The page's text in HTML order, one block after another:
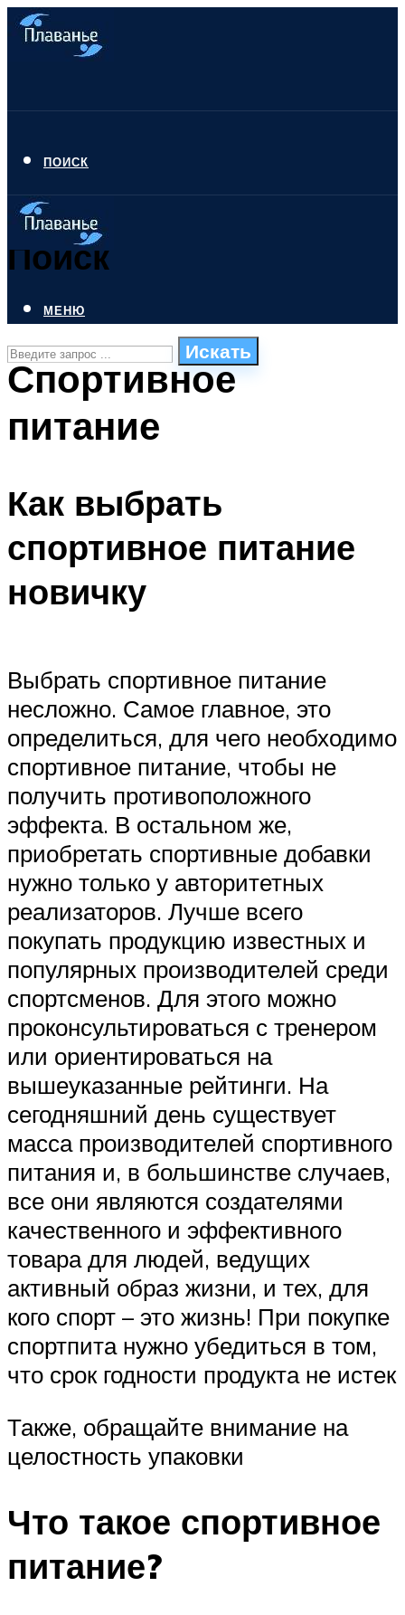
ПОИСК
Поиск
Искать
СТИЛИ ПЛАВАНЬЯ
ПЛАВАНЬЕ ДЛЯ ДЕТЕЙ
ОЧИСТКА БАССЕЙНОВ
МЕНЮ
МЕНЮ
Спортивное
питание
Как выбрать
спортивное питание
новичку
Выбрать спортивное питание
несложно. Самое главное, это
определиться, для чего необходимо
спортивное питание, чтобы не
получить противоположного
эффекта. В остальном же,
приобретать спортивные добавки
нужно только у авторитетных
реализаторов. Лучше всего
покупать продукцию известных и
популярных производителей среди
спортсменов. Для этого можно
проконсультироваться с тренером
или ориентироваться на
вышеуказанные рейтинги. На
сегодняшний день существует
масса производителей спортивного
питания и, в большинстве случаев,
все они являются создателями
качественного и эффективного
товара для людей, ведущих
активный образ жизни, и тех, для
кого спорт – это жизнь! При покупке
спортпита нужно убедиться в том,
что срок годности продукта не истек
Также, обращайте внимание на
целостность упаковки
Что такое спортивное
питание?